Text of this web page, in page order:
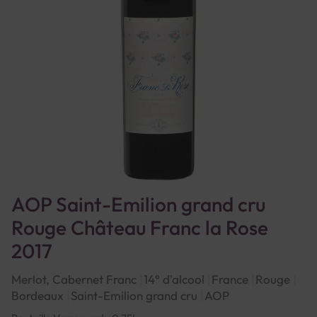
AOP Saint-Emilion grand cru
Rouge Château Franc la Rose
2017
Merlot, Cabernet Franc 14° d'alcool France
Rouge
Bordeaux Saint-Emilion grand cru AOP